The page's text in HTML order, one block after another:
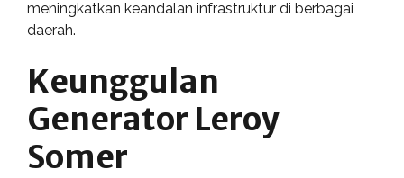
meningkatkan keandalan infrastruktur di berbagai
daerah.
Keunggulan
Generator Leroy
Somer